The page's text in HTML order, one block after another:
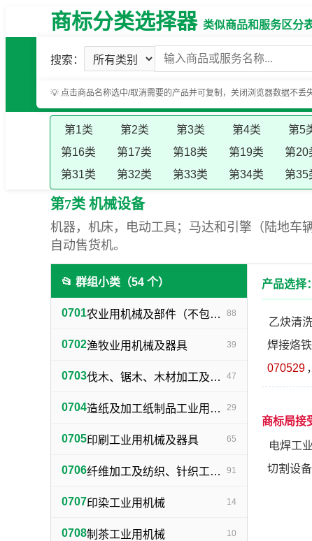
商标分类选择器类似商品和服务区分
搜索：
💡 点击商品名称选中/取消需要的产品并可复制，关闭浏览器数据不丢失
第1类 第2类 第3类 第4类 第5
第16类
第17类 第18类 第19类 第20
第31类
第32类 第33类 第34类 第35
第7类 机械设备
机器，机床，电动工具；马达和引擎（陆地车
自动售货机。
📂 群组小类（54 个）
0701 农业用机械及部件（不包括小农具） 88
0702渔牧业用机械及器具 39
0703 伐木、锯木、木材加工及火柴生产用机械及器具 47
0704 造纸及加工纸制品工业用机械及器具 29
0705印刷工业用机械及器具 65
0706 纤维加工及纺织、针织工业用机械及部件 91
0707印染工业用机械 14
0708制茶工业用机械 10
产品选择
乙炔清
焊接烙铁
070529 ，
商标局接
电焊工
切割设备